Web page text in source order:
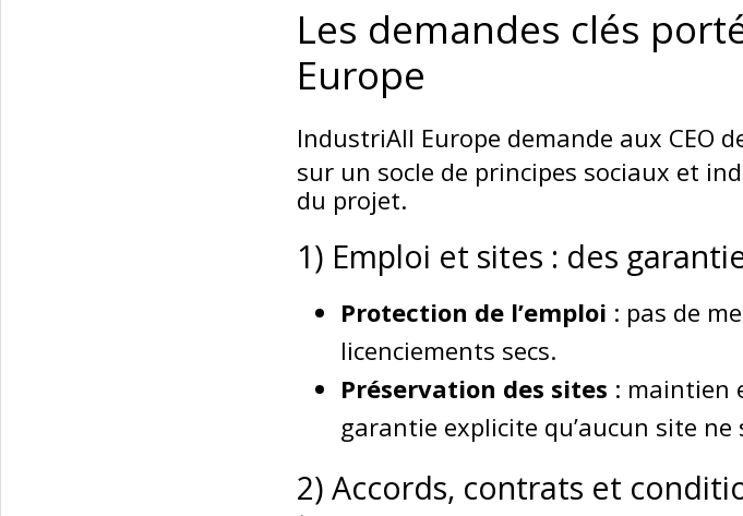
Les demandes clés
Europe
IndustriAll Europe demande aux CEO
sur un socle de principes sociaux et
du projet.
1) Emploi et sites : des
Protection de l’emploi : pas de
licenciements secs.
Préservation des sites : maintien
garantie explicite qu’aucun site ne
2) Accords, contrats et